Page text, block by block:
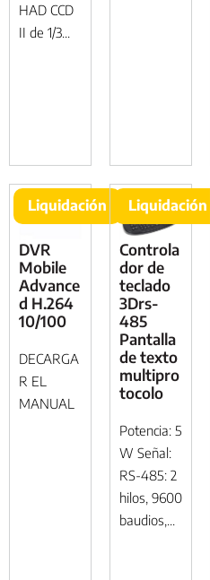
HAD CCD
II de 1/3...
DVR
Mobile
Advance
d H.264
10/100
DECARGA
R EL
MANUAL
Liquidación
Controla
dor de
teclado
3Drs-
485
Pantalla
de texto
multipro
tocolo
Potencia: 5
W Señal:
RS-485: 2
hilos, 9600
baudios,...
Liquidación